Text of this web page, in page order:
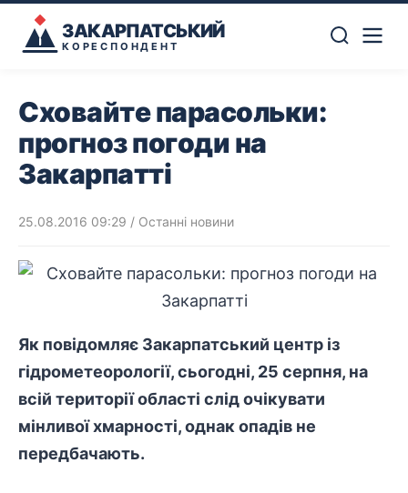
ЗАКАРПАТСЬКИЙ
КОРЕСПОНДЕНТ
Сховайте парасольки:
прогноз погоди на
Закарпатті
25.08.2016 09:29 / Останні новини
Як повідомляє Закарпатський центр із
гідрометеорології, сьогодні, 25 серпня, на
всій території області слід очікувати
мінливої хмарності, однак опадів не
передбачають.